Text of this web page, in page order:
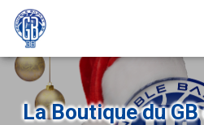
La Boutique du